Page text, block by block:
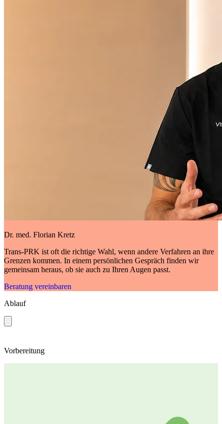
Dr. med. Florian Kretz
Trans-PRK ist oft die richtige Wahl, wenn andere Verfahren an ihre
Grenzen kommen. In einem persönlichen Gespräch finden wir
gemeinsam heraus, ob sie auch zu Ihren Augen passt.
Beratung vereinbaren
Ablauf
Vorbereitung